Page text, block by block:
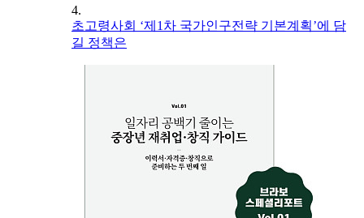
4.
초고령사회 ‘제1차 국가인구전략 기본계획’에 담
길 정책은